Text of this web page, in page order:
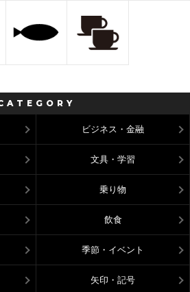
ビジネス・金融
文具・学習
乗り物
飲食
季節・イベント
矢印・記号